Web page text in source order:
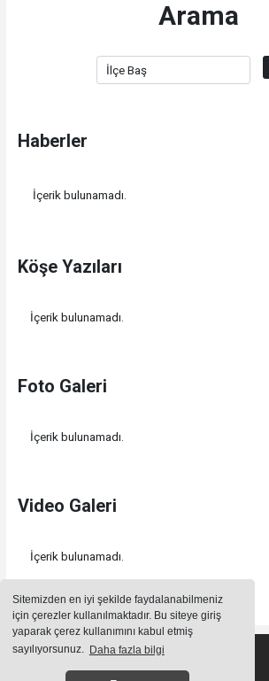
Sitemizden en iyi şekilde faydalanabilmeniz
için çerezler kullanılmaktadır. Bu siteye giriş
yaparak çerez kullanımını kabul etmiş
sayılıyorsunuz. Daha fazla bilgi
Arama
Haberler
İçerik bulunamadı.
Köşe Yazıları
İçerik bulunamadı.
Foto Galeri
İçerik bulunamadı.
Video Galeri
İçerik bulunamadı.